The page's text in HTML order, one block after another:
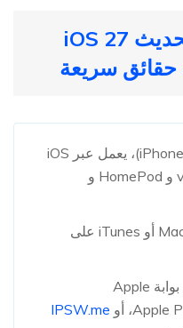
الجزء 1: تنزيل ملف تحديث iOS 27
IPSW (برنامج iPhone)، يعمل عبر iOS
و iPadOS و tvOS و visionOS و HomePod و
عبر Finder على Mac أو iTunes على
بوابة Apple
IPSW.me